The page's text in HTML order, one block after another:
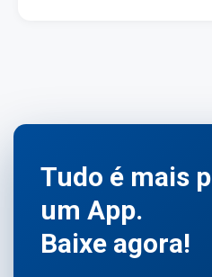
Tudo é mais
um App.
Baixe agora!